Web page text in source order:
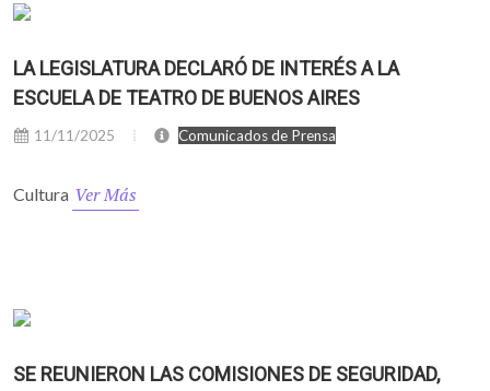
LA LEGISLATURA DECLARÓ DE INTERÉS A LA
ESCUELA DE TEATRO DE BUENOS AIRES
11/11/2025 Comunicados de Prensa
Cultura Ver Más
SE REUNIERON LAS COMISIONES DE SEGURIDAD,